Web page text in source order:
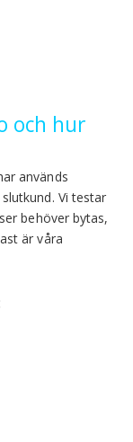
och hur
används
Vi testar
behöver bytas,
är våra